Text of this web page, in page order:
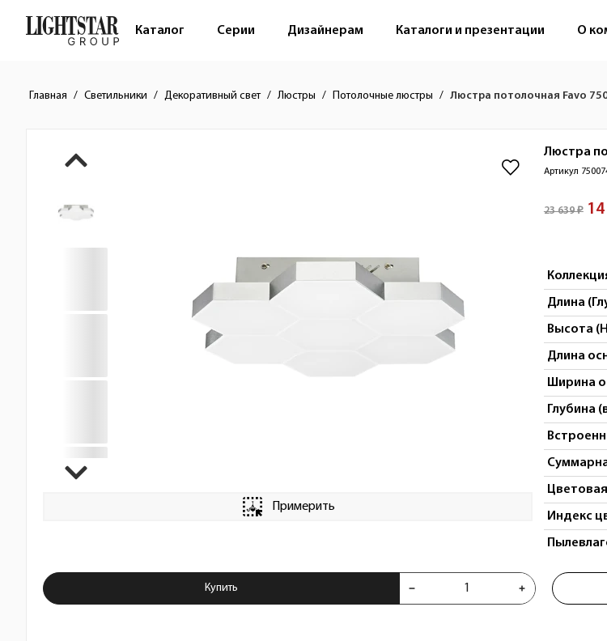
Каталог Серии Дизайнерам Каталоги и презентации О
Главная Светильники Декоративный свет Люстры Потолочные люстры Люстра потолочная Favo
Краткое описание товара
Изображения товара
Примерить
Люстра
Артикул
Стоимость товара 23 639 ₽
Длина
Высота
Длина
Ширина
Глубина
Индекс
Купить Люстра потолочная Favo 750074
Купить